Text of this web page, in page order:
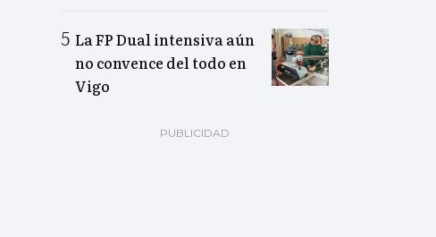
La FP Dual intensiva aún
no convence del todo en
Vigo